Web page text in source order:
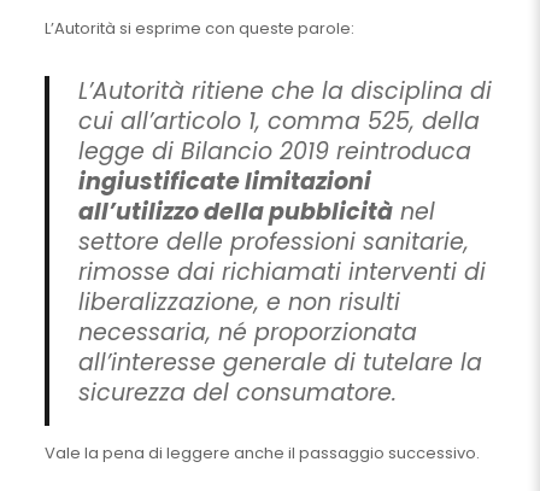
L’Autorità si esprime con queste parole:
L’Autorità ritiene che la disciplina di
cui all’articolo 1, comma 525, della
legge di Bilancio 2019 reintroduca
ingiustificate limitazioni
all’utilizzo della pubblicitànel
settore delle professioni sanitarie,
rimosse dai richiamati interventi di
liberalizzazione, e non risulti
necessaria, né proporzionata
all’interesse generale di tutelare la
sicurezza del consumatore.
Vale la pena di leggere anche il passaggio successivo.